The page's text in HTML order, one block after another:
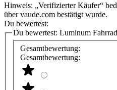
Hinweis: „Verifizierter Käufer“
über vaude.com bestätigt wurde.
Du bewertest:
Du bewertest: Luminum
Gesamtbewertung:
Gesamtbewertung: